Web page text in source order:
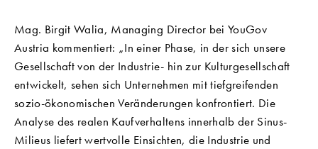
Mag. Birgit Walia, Managing Director bei YouGov
Austria kommentiert: „In einer Phase, in der sich unsere
Gesellschaft von der Industrie- hin zur Kulturgesellschaft
entwickelt, sehen sich Unternehmen mit tiefgreifenden
sozio-ökonomischen Veränderungen konfrontiert. Die
Analyse des realen Kaufverhaltens innerhalb der Sinus-
Milieus liefert wertvolle Einsichten, die Industrie und